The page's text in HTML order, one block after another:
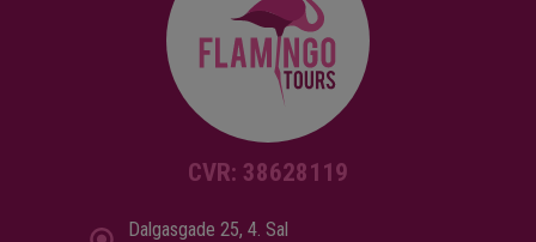
CVR: 38628119
Dalgasgade 25, 4. Sal